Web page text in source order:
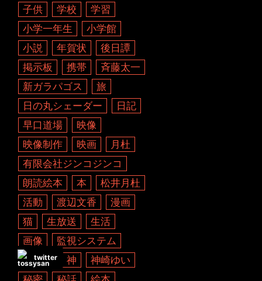
子供
学校
学習
小学一年生
小学館
小説
年賀状
後日譚
掲示板
携帯
斉藤太一
新ガラパゴス
旅
日の丸シェーダー
日記
早口道場
映像
映像制作
映画
月杜
有限会社ジンコジンコ
朗読絵本
本
松井月杜
活動
渡辺文香
漫画
猫
生放送
生活
画像
監視システム
着信音
神
神崎ゆい
twitter